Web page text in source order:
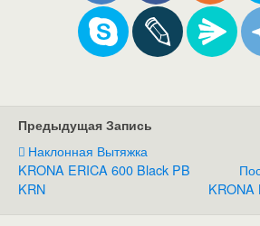
Предыдущая Запись
Наклонная Вытяжка
KRONA ERICA 600 Black PB
KRN
KRONA